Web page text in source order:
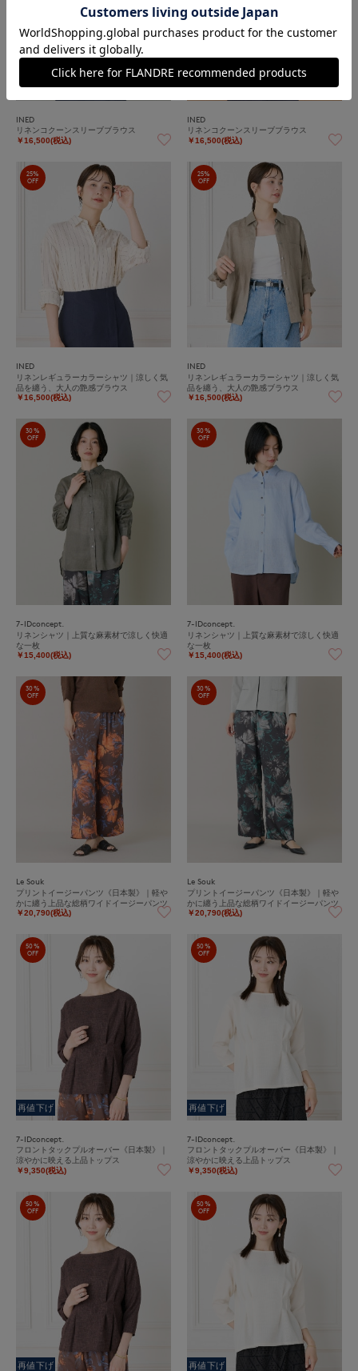
INED
リネンコクーンスリーブブラウス
￥16,500(税込)
INED
リネンコクーンスリーブブラウス
￥16,500(税込)
25%
OFF
INED
リネンレギュラーカラーシャツ｜涼しく気
品を纏う、大人の艶感ブラウス
￥16,500(税込)
25%
OFF
INED
リネンレギュラーカラーシャツ｜涼しく気
品を纏う、大人の艶感ブラウス
￥16,500(税込)
30%
OFF
7-IDconcept.
リネンシャツ｜上質な麻素材で涼しく快適
な一枚
￥15,400(税込)
30%
OFF
7-IDconcept.
リネンシャツ｜上質な麻素材で涼しく快適
な一枚
￥15,400(税込)
30%
OFF
Le Souk
プリントイージーパンツ《日本製》｜軽や
かに纏う上品な総柄ワイドイージーパンツ
￥20,790(税込)
30%
OFF
Le Souk
プリントイージーパンツ《日本製》｜軽や
かに纏う上品な総柄ワイドイージーパンツ
￥20,790(税込)
50%
OFF
再値下げ
7-IDconcept.
フロントタックプルオーバー《日本製》｜
涼やかに映える上品トップス
￥9,350(税込)
50%
OFF
再値下げ
7-IDconcept.
フロントタックプルオーバー《日本製》｜
涼やかに映える上品トップス
￥9,350(税込)
50%
OFF
再値下げ
50%
OFF
再値下げ